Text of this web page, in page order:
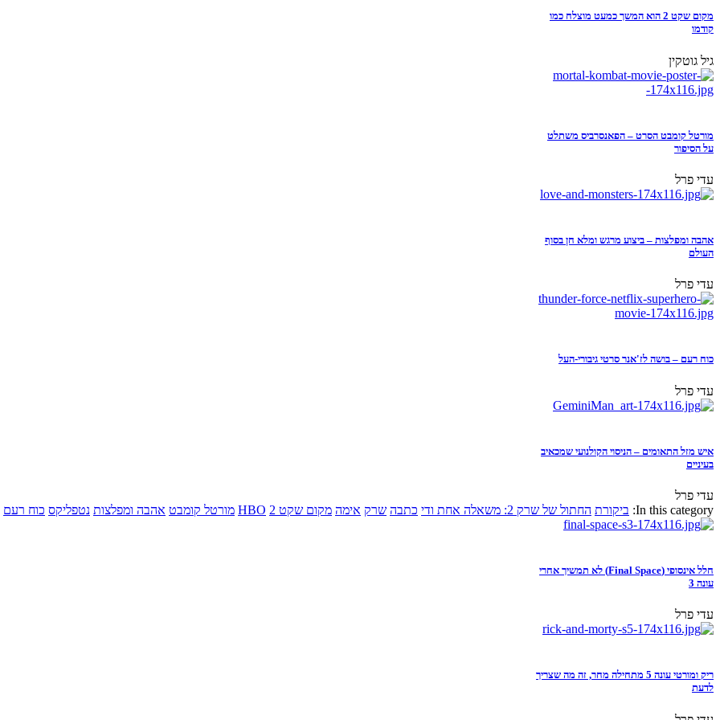
מקום שקט 2 הוא המשך כמעט מוצלח כמו
קודמו
גיל גוטקין
מורטל קומבט הסרט – הפאנסרביס משתלט
על הסיפור
עדי פרל
אהבה ומפלצות – ביצוע מרגש ומלא חן בסוף
העולם
עדי פרל
כוח רעם – בושה לז'אנר סרטי גיבורי-העל
עדי פרל
איש מזל התאומים – הניסוי הקולנועי שמכאיב
בעיניים
עדי פרל
In this category: ביקורת החתול של שרק 2: משאלה אחת ודי כתבה שרק אימה מקום שקט 2 HBO מורטל קומבט אהבה ומפלצות נטפליקס כוח רעם
חלל אינסופי (Final Space) לא תמשיך אחרי
עונה 3
עדי פרל
ריק ומורטי עונה 5 מתחילה מחר, זה מה שצריך
לדעת